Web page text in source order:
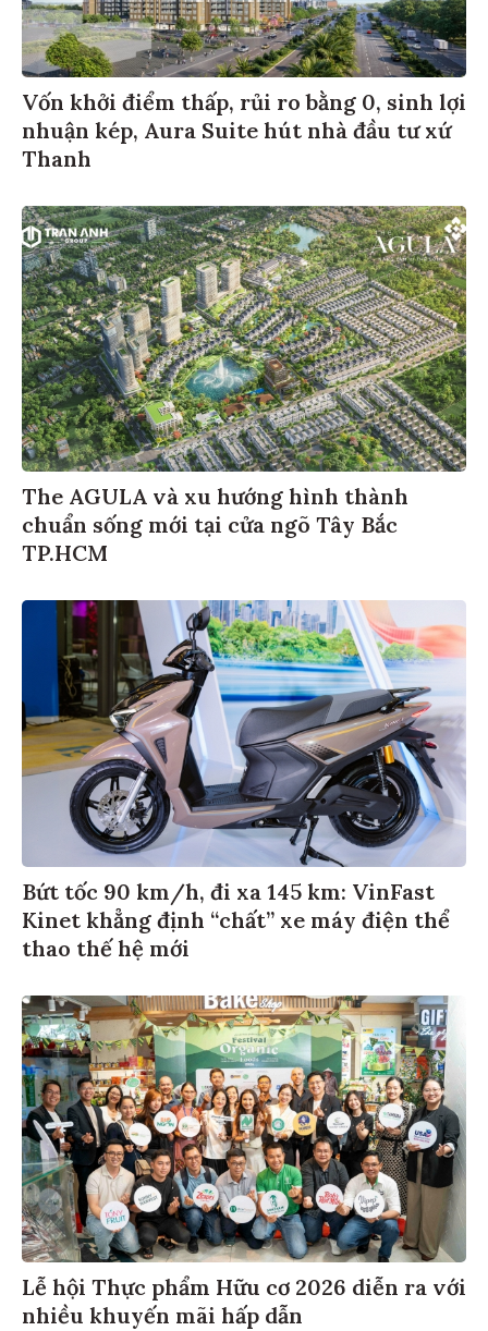
Vốn khởi điểm thấp, rủi ro bằng 0, sinh lợi
nhuận kép, Aura Suite hút nhà đầu tư xứ
Thanh
The AGULA và xu hướng hình thành
chuẩn sống mới tại cửa ngõ Tây Bắc
TP.HCM
Bứt tốc 90 km/h, đi xa 145 km: VinFast
Kinet khẳng định “chất” xe máy điện thể
thao thế hệ mới
Lễ hội Thực phẩm Hữu cơ 2026 diễn ra với
nhiều khuyến mãi hấp dẫn